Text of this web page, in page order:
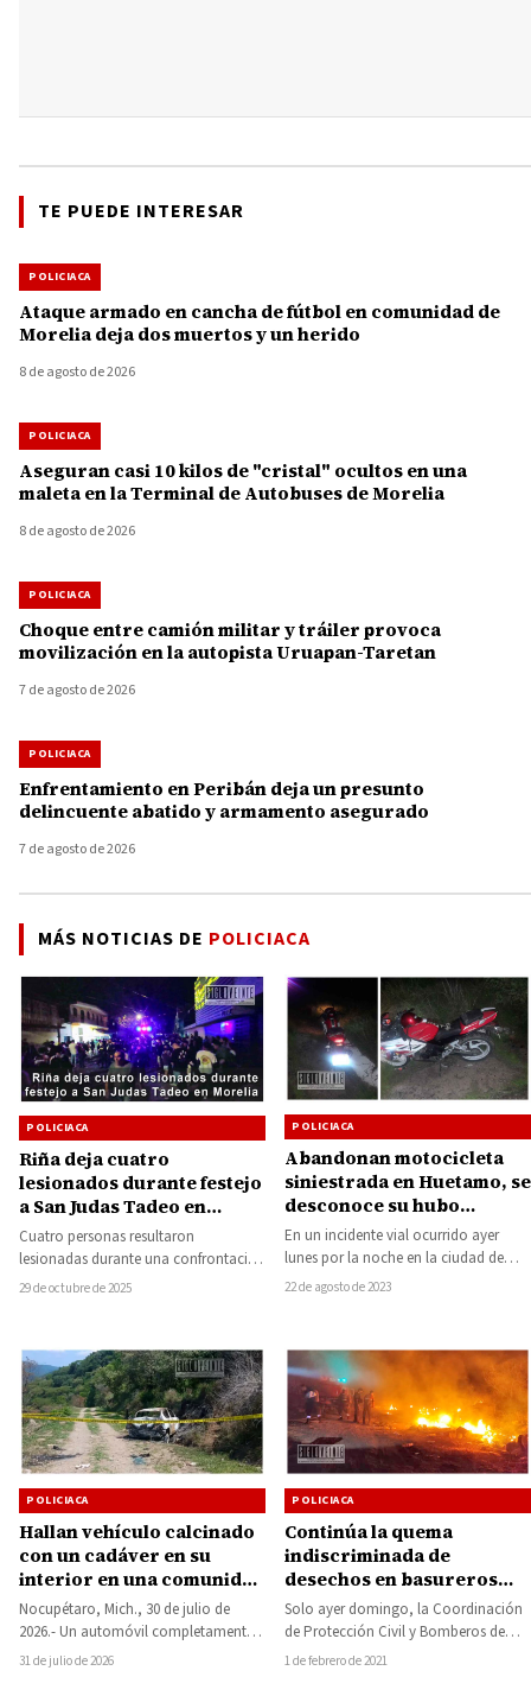
TE PUEDE INTERESAR
POLICIACA
Ataque armado en cancha de fútbol en comunidad de
Morelia deja dos muertos y un herido
8 de agosto de 2026
POLICIACA
Aseguran casi 10 kilos de "cristal" ocultos en una
maleta en la Terminal de Autobuses de Morelia
8 de agosto de 2026
POLICIACA
Choque entre camión militar y tráiler provoca
movilización en la autopista Uruapan-Taretan
7 de agosto de 2026
POLICIACA
Enfrentamiento en Peribán deja un presunto
delincuente abatido y armamento asegurado
7 de agosto de 2026
MÁS NOTICIAS DE POLICIACA
POLICIACA
Riña deja cuatro
lesionados durante festejo
a San Judas Tadeo en
Morelia
Cuatro personas resultaron
lesionadas durante una confrontación
registrada la noche del martes en el
29 de octubre de 2025
POLICIACA
Abandonan motocicleta
siniestrada en Huetamo, se
desconoce su hubo
lesionados
En un incidente vial ocurrido ayer
lunes por la noche en la ciudad de
Huetamo, se reportó la…
22 de agosto de 2023
POLICIACA
Hallan vehículo calcinado
con un cadáver en su
interior en una comunidad
de Nocupétaro
Nocupétaro, Mich., 30 de julio de
2026.- Un automóvil completamente
incendiado, con el cuerpo calcinado
31 de julio de 2026
POLICIACA
Continúa la quema
indiscriminada de
desechos en basureros
clandestinos de Huetamo
Solo ayer domingo, la Coordinación
de Protección Civil y Bomberos de
Huetamo, sofocaron al menos 7
1 de febrero de 2021